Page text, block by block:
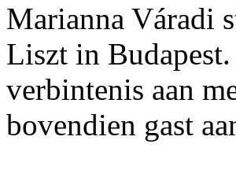
Marianna Váradi
Liszt in
verbintenis aan
bovendien gast